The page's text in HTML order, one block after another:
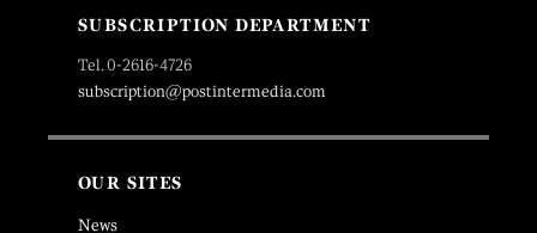
SUBSCRIPTION DEPARTMENT
Tel. 0-2616-4726
subscription@postintermedia.com
OUR SITES
News